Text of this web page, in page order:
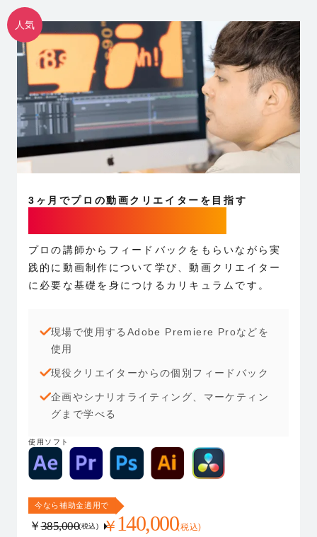
人気
3ヶ月でプロの動画クリエイターを目指す
プロの講師からフィードバックをもらいながら実
践的に動画制作について学び、動画クリエイター
に必要な基礎を身につけるカリキュラムです。
現場で使用するAdobe Premiere Proなどを
使用
現役クリエイターからの個別フィードバック
企画やシナリオライティング、マーケティン
グまで学べる
使用ソフト
今なら補助金適用で
￥385,000(税込) ￥140,000(税込)